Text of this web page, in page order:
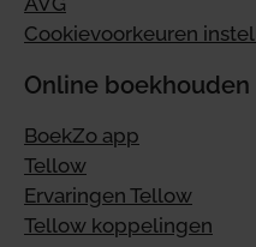
Cookievoorkeuren
Online boekhouden
BoekZo app
Tellow
Ervaringen Tellow
Tellow koppelingen